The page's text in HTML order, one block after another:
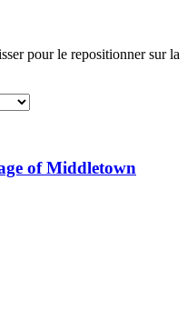
pour le repositionner sur la
of Middletown